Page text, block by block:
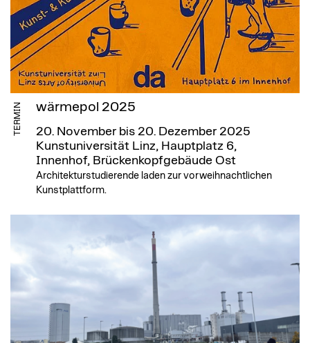
TERMIN wärmepol 2025
20. November bis 20. Dezember 2025
Kunstuniversität Linz, Hauptplatz 6,
Innenhof, Brückenkopfgebäude Ost
Architekturstudierende laden zur vorweihnachtlichen
Kunstplattform.